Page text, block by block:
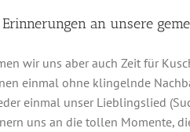
an unsere
wir uns aber auch Zeit für
einmal ohne klingelnde
einmal unser Lieblingslied
uns an die tollen Momente,